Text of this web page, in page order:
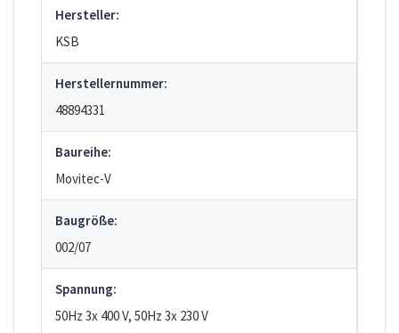
Hersteller:
KSB
Herstellernummer:
48894331
Baureihe:
Movitec-V
Baugröße:
002/07
Spannung:
50Hz 3x 400 V, 50Hz 3x 230 V